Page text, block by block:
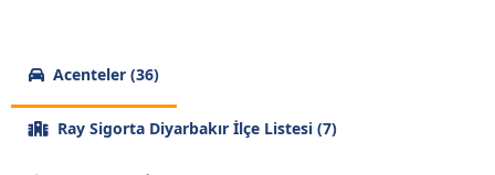
Acenteler (36)
Ray Sigorta Diyarbakır İlçe Listesi (7)